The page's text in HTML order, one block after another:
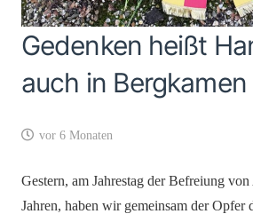
Gedenken heißt
auch in Bergkamen
vor 6 Monaten
Gestern, am Jahrestag der Befreiung
Jahren, haben wir gemeinsam der Opfer